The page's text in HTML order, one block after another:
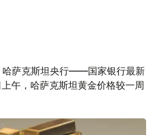
哈萨克斯坦央行——国家银行最新
午，哈萨克斯坦黄金价格较一周